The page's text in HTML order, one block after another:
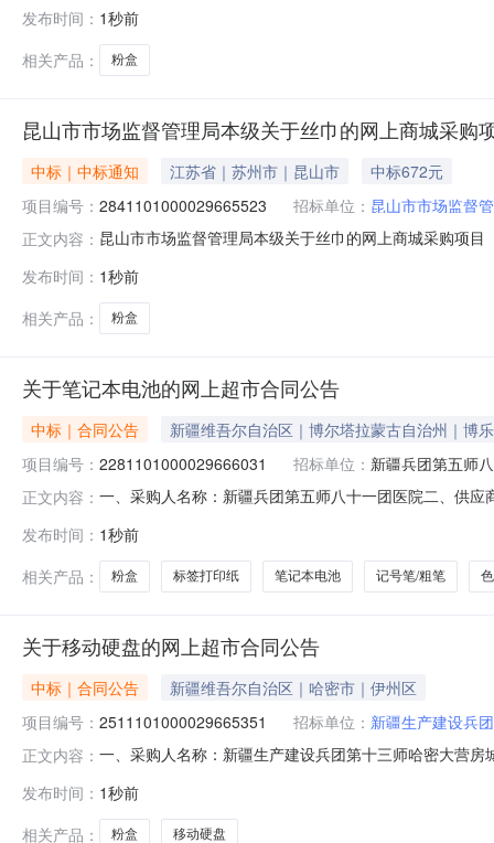
RITETK-1183-带芯片10.0包￥128.0￥55.0￥550.0采购
发布时间： 1秒前
相关产品：
粉盒
昆山市市场监督管理局本级关于丝巾的网上商城采购
中标｜中标通知 江苏省｜苏州市｜昆山市
中标672元
项目编号： 2841101000029665523 招标单位： 昆山市市场监督
正文内容： 昆山市市场监督管理局本级关于丝巾的网上商城采购项
码:320583项目所在行政区划名称:江苏省苏州市昆山市
发布时间： 1秒前
相关产品：
粉盒
关于笔记本电池的网上超市合同公告
中标｜合同公告
新疆维吾尔自治区｜博尔塔拉蒙古自治州｜博
项目编号： 2281101000029666031 招标单位： 新疆兵团第五师
正文内容： 一、采购人名称：新疆兵团第五师八十一团医院二、供
块1.003603602奔图TL-413复印机配件奔图/PantumTL-
发布时间： 1秒前
相关产品：
粉盒 标签打印纸 笔记本电池 记号笔/粗笔
关于移动硬盘的网上超市合同公告
中标｜合同公告
新疆维吾尔自治区｜哈密市｜伊州区
项目编号： 2511101000029665351 招标单位： 新疆生产建设兵
正文内容： 一、采购人名称：新疆生产建设兵团第十三师哈密大营
(元)总价(元)1希捷STDR40003004TB移动硬盘希捷/
发布时间： 1秒前
相关产品：
粉盒 移动硬盘